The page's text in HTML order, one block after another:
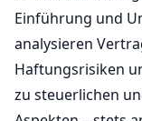
Einführung und
analysieren
Haftungsrisiken
zu steuerlichen